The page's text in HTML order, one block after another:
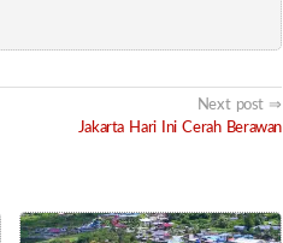
Next post
Jakarta Hari Ini Cerah Berawan